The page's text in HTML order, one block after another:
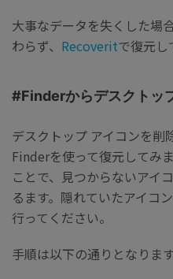
大事なデータを失くした場
わらず、 Recoveritで復元し
#Finderからデスクトッ
デスクトップ アイコンを削
Finderを使って復元してみ
ことで、見つからないアイ
るます。隠れていたアイコ
行ってください。
手順は以下の通りとなります